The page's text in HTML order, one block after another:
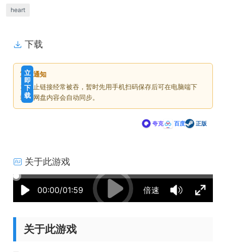
heart
下载
夸克 百度 正版
下
载
价
格
免
费
立
即
下
载
重要通知
为防止链接经常被吞，暂时先用手机扫码保存后可在电脑端下
载，网盘内容会自动同步。
关于此游戏
00:00/01:59 倍速
50% 75%
关于此游戏